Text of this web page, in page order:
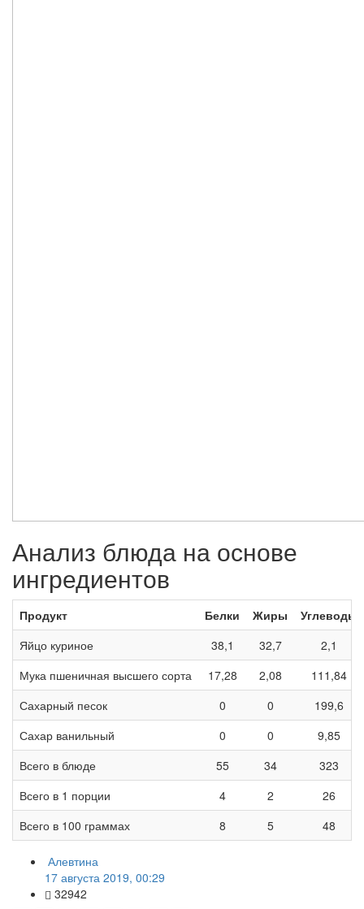
Анализ блюда на основе
ингредиентов
Продукт Белки Жиры
Углеводы
Яйцо куриное
38,1 32,7
2,1
Мука пшеничная высшего сорта
17,28 2,08
111,84
Сахарный песок
0 0
199,6
Сахар ванильный
0 0
9,85
Всего в блюде
55 34
323
Всего в 1 порции
4 2
26
Всего в 100 граммах
8 5 48
Алевтина
17 августа 2019, 00:29
32942